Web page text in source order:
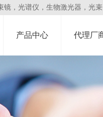
，光谱仪，生物激光器，光束
产品中心 代理厂